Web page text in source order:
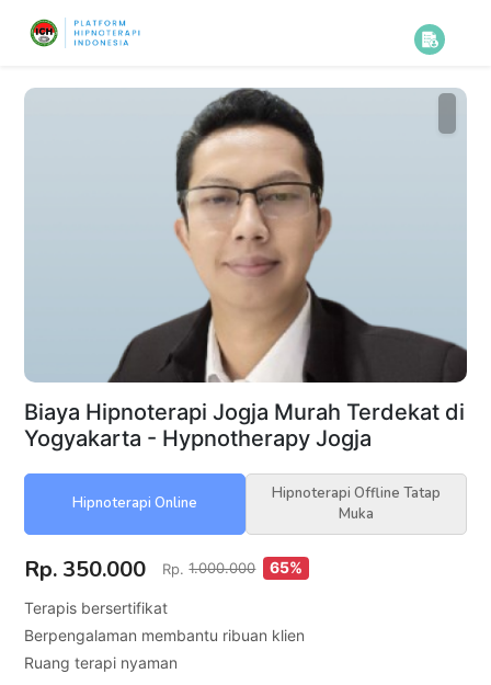
Biaya Hipnoterapi Jogja Murah Terdekat di
Yogyakarta - Hypnotherapy Jogja
Hipnoterapi Online
Hipnoterapi Offline Tatap
Muka
Rp. 350.000 Rp.1.000.000 65%
Terapis bersertifikat
Berpengalaman membantu ribuan klien
Ruang terapi nyaman